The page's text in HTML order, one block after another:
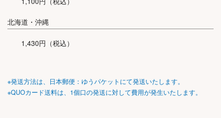
北海道・沖縄
1,430円（税込）
※発送方法は、日本郵便：ゆうパケットにて発送いたします。
※QUOカード送料は、1個口の発送に対して費用が発生いたします。